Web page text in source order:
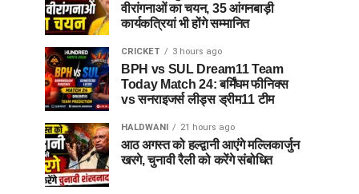
वीरांगनाओं का चयन, 35 आंगनबाड़ी
कार्यकत्रियां भी होंगे सम्मानित
CRICKET 3 hours ago
BPH vs SUL Dream11 Team
Today Match 24: बर्मिंघम फीनिक्स
vs सनराइजर्स लीड्स ड्रीम11 टीम
HALDWANI 21 hours ago
आठ अगस्त को हल्द्वानी आएंगे मल्लिकार्जुन
खरगे, चुनावी रैली को करेंगे संबोधित